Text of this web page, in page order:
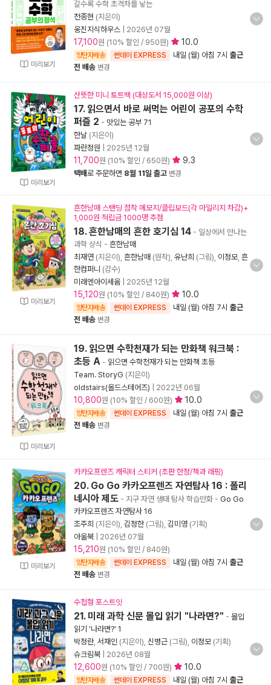
미리보기
갈수록 수학 초격차를 낳는
천종현 (지은이)
웅진지식하우스
2026년 07월
17,100원 (10% 할인 / 950원) 10.0
양탄자배송 썬데이 EXPRESS 내일 (월) 아침 7시 출근
전 배송 변경
미리보기
산뜻한 미니 토트백 (대상도서 15,000원 이상)
17. 읽으면서 바로 써먹는 어린이 공포의 수학
퍼즐 2 - 맛있는 공부 71
한날 (지은이)
파란정원
2025년 12월
11,700원 (10% 할인 / 650원) 9.3
택배로 주문하면 8월 11일 출고 변경
미리보기
흔한남매 스탠딩 점착 메모지/클립보드(각 마일리지 차감)+
1,000원 적립금 1000명 추첨
18. 흔한남매의 흔한 호기심 14 - 일상에서 만나는
과학 상식 - 흔한남매
최재연 (지은이), 흔한남매 (원작), 유난희 (그림), 이정모 흔
한컴퍼니 (감수)
미래엔아이세움
2025년 12월
15,120원 (10% 할인 / 840원) 10.0
양탄자배송 썬데이 EXPRESS 내일 (월) 아침 7시 출근
전 배송 변경
미리보기
19. 읽으면 수학천재가 되는 만화책 워크북 :
초등 A - 읽으면 수학천재가 되는 만화책 초등
Team. StoryG (지은이)
oldstairs(올드스테어즈)
2022년 06월
10,800원 (10% 할인 / 600원) 10.0
양탄자배송 썬데이 EXPRESS 내일 (월) 아침 7시 출근
전 배송 변경
미리보기
카카오프렌즈 캐릭터 스티커 (초판 한정/책과 래핑)
20. Go Go 카카오프렌즈 자연탐사 16 : 폴리
네시아 제도 - 지구 자연 생태 탐사 학습만화 - Go Go
카카오프렌즈 자연탐사 16
조주희 (지은이), 김정한(그림), 김미영 (기획)
아울북
2026년 07월
15,210원 (10% 할인 / 840원)
양탄자배송 썬데이 EXPRESS 내일 (월) 아침 7시 출근
전 배송 변경
수첩형 포스트잇
21. 미래 과학 신문 몰입 읽기 "나라면?" - 몰입
읽기 '나라면?' 1
박정란, 서재인 (지은이), 신병근 (그림), 이정모 (기획)
슈크림북
2026년 08월
12,600원 (10% 할인 / 700원) 10.0
양탄자배송 썬데이 EXPRESS 내일 (월) 아침 7시 출근